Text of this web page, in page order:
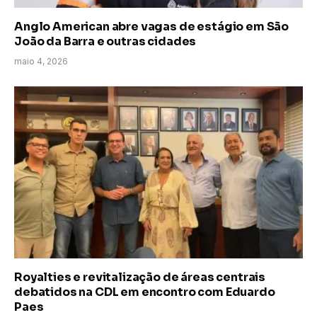
Anglo American abre vagas de estágio em São
João da Barra e outras cidades
maio 4, 2026
Royalties e revitalização de áreas centrais
debatidos na CDL em encontro com Eduardo
Paes